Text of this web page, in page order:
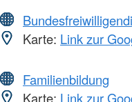
Karte: Link zur
Familienbildung
Karte: Link zur